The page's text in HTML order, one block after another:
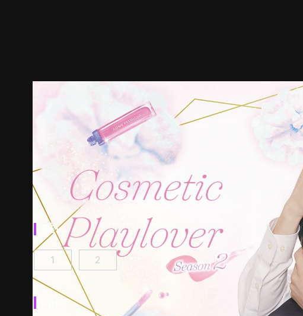
ซีซัน
หลังเคาน์เตอร์นี้มีรัก ตอนที่ 1 ()
1 หลังเคาน์เตอร์นี้มีรัก ซีซัน 2 ตอนที่ 1 ()
2